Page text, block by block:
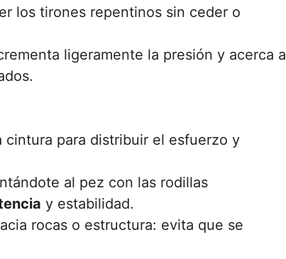
los tirones repentinos sin ceder o
ligeramente la presión y acerca a
cintura para distribuir el esfuerzo y
al pez con las rodillas
y estabilidad.
rocas o estructura: evita que se